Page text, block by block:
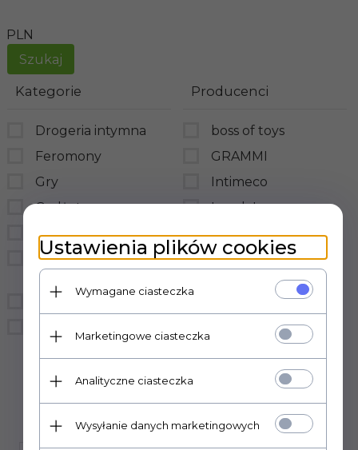
PLN
Kategorie
Drogeria intymna
Feromony
Gry
Gadżety
BDSM
Prezerwatywy
hurtownia
Bielizna
Śmieszne
Producenci
boss of toys
GRAMMI
Intimeco
LovelyLovers
LoveStim
LSDI
medica-group
MedTime
Sexual Health Series
Ustawienia plików cookies
Wymagane ciasteczka
Marketingowe ciasteczka
Analityczne ciasteczka
Wysyłanie danych marketingowych